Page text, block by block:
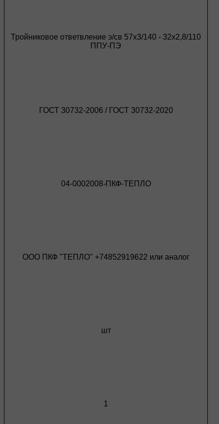
Тройниковое ответвление э/св 57х3/140 - 32х2,8/110
ППУ-ПЭ
ГОСТ 30732-2006 / ГОСТ 30732-2020
04-0002008-ПКФ-ТЕПЛО
ООО ПКФ "ТЕПЛО" +74852919622 или аналог
шт
1